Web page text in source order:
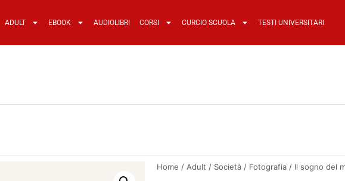
ADULT EBOOK AUDIOLIBRI CORSI CURCIO SCUOLA TESTI UNIVERSITARI
Home / Adult / Società / Fotografia / Il sogno del